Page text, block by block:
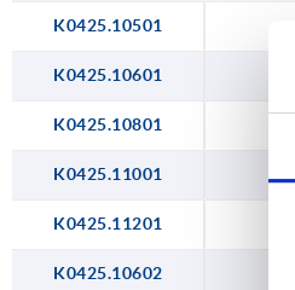
K0425.10501
K0425.10601
K0425.10801
K0425.11001
K0425.11201
K0425.10602